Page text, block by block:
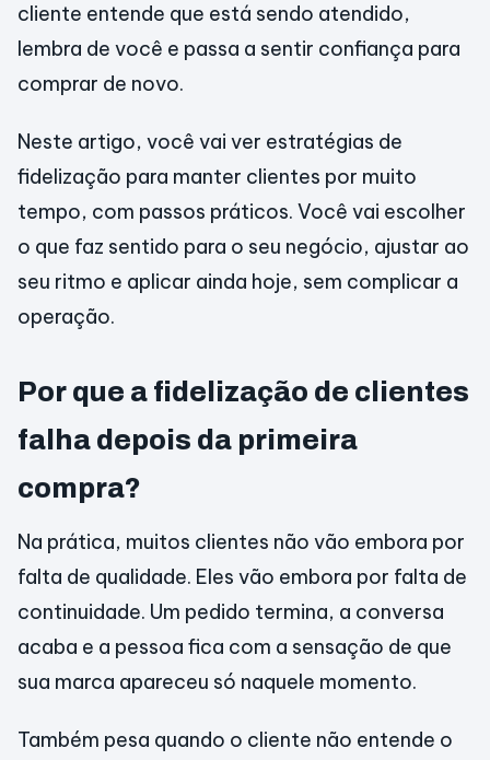
cliente entende que está sendo atendido,
lembra de você e passa a sentir confiança para
comprar de novo.
Neste artigo, você vai ver estratégias de
fidelização para manter clientes por muito
tempo, com passos práticos. Você vai escolher
o que faz sentido para o seu negócio, ajustar ao
seu ritmo e aplicar ainda hoje, sem complicar a
operação.
Por que a fidelização de clientes
falha depois da primeira
compra?
Na prática, muitos clientes não vão embora por
falta de qualidade. Eles vão embora por falta de
continuidade. Um pedido termina, a conversa
acaba e a pessoa fica com a sensação de que
sua marca apareceu só naquele momento.
Também pesa quando o cliente não entende o